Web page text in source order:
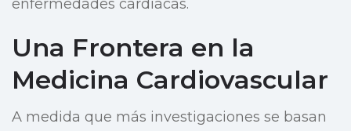
enfermedades cardíacas.
Una Frontera en la
Medicina Cardiovascular
A medida que más investigaciones se basan